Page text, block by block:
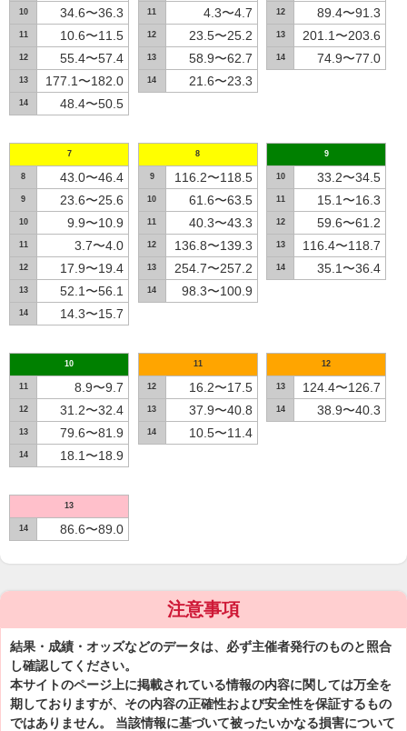
10 34.6〜36.3
11 10.6〜11.5
12 55.4〜57.4
13 177.1〜182.0
14 48.4〜50.5
11 4.3〜4.7
12 23.5〜25.2
13 58.9〜62.7
14 21.6〜23.3
12 89.4〜91.3
13 201.1〜203.6
14 74.9〜77.0
7
8 43.0〜46.4
9 23.6〜25.6
10 9.9〜10.9
11 3.7〜4.0
12 17.9〜19.4
13 52.1〜56.1
14 14.3〜15.7
8
9 116.2〜118.5
10 61.6〜63.5
11 40.3〜43.3
12 136.8〜139.3
13 254.7〜257.2
14 98.3〜100.9
9
10 33.2〜34.5
11 15.1〜16.3
12 59.6〜61.2
13 116.4〜118.7
14 35.1〜36.4
10
11 8.9〜9.7
12 31.2〜32.4
13 79.6〜81.9
14 18.1〜18.9
11
12 16.2〜17.5
13 37.9〜40.8
14 10.5〜11.4
12
13 124.4〜126.7
14 38.9〜40.3
13
14 86.6〜89.0
注意事項
結果・成績・オッズなどのデータは、必ず主催者発行のものと照合
し確認してください。
本サイトのページ上に掲載されている情報の内容に関しては万全を
期しておりますが、その内容の正確性および安全性を保証するもの
ではありません。 当該情報に基づいて被ったいかなる損害について